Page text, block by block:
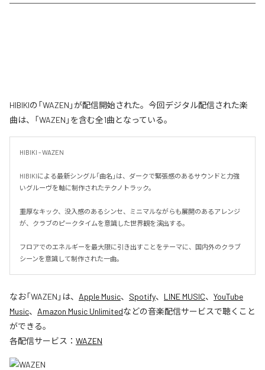
HIBIKIの「WAZEN」が配信開始された。今回デジタル配信された楽
曲は、「WAZEN」を含む全1曲となっている。
HIBIKI - WAZEN
HIBIKIによる最新シングル「曲名」は、ダークで緊張感のあるサウンドと力強
いグルーヴを軸に制作されたテクノトラック。
重厚なキック、没入感のあるシンセ、ミニマルながらも展開のあるアレンジ
が、クラブのピークタイムを意識した世界観を演出する。
フロアでのエネルギーを最大限に引き出すことをテーマに、国内外のクラブ
シーンを意識して制作された一曲。
なお「WAZEN 」は、 Apple Music、 Spotify、 LINE MUSIC、 YouTube
Music、 Amazon Music Unlimitedなどの音楽配信サービスで聴くこと
ができる。
各配信サービス： WAZEN